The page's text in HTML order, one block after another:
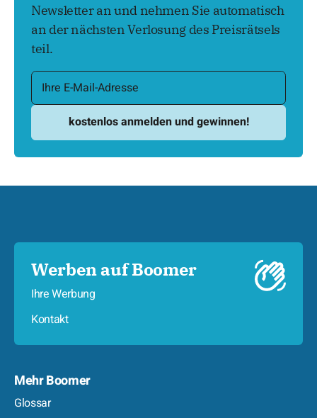
Newsletter an und nehmen Sie automatisch
an der nächsten Verlosung des Preisrätsels
teil.
Werben auf Boomer
Ihre Werbung
Kontakt
Mehr Boomer
Glossar